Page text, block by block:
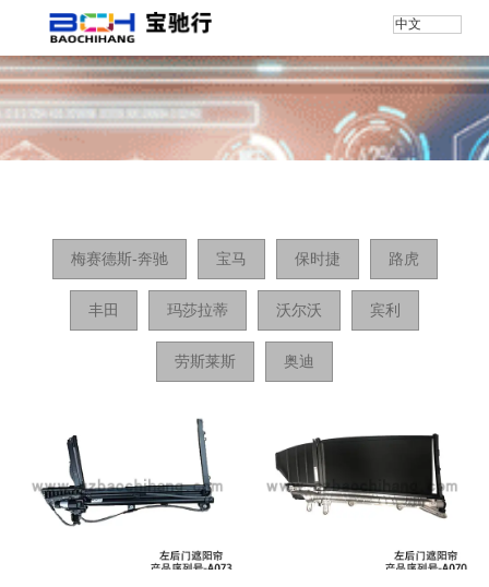
中文
梅赛德斯-奔驰 宝马 保时捷 路虎
丰田 玛莎拉蒂 沃尔沃 宾利
劳斯莱斯 奥迪